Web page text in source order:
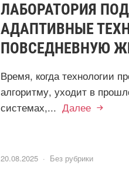
ЛАБОРАТОРИЯ
АДАПТИВНЫЕ
ПОВСЕДНЕВНУЮ
Время, когда технологии
алгоритму, уходит в
системах,... Далее
20.08.2025 · Без рубрики